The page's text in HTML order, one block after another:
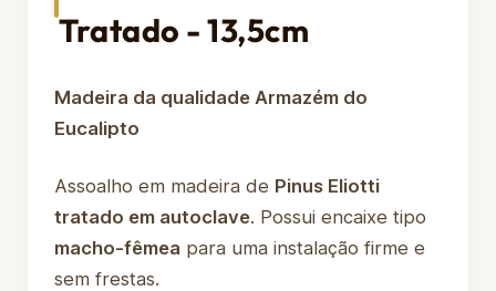
Tratado - 13,5cm
Madeira da qualidade Armazém do
Eucalipto
Assoalho em madeira de Pinus Eliotti
tratado em autoclave. Possui encaixe tipo
macho-fêmea para uma instalação firme e
sem frestas.